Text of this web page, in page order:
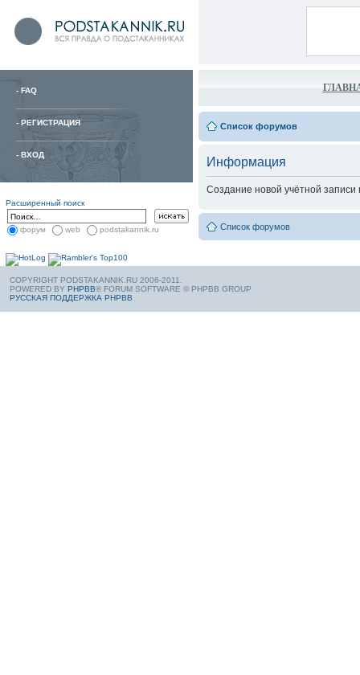
- FAQ
- РЕГИСТРАЦИЯ
- ВХОД
Расширенный поиск
форум web podstakannik.ru
Список форумов
Информация
Создание новой учётной
Список форумов
COPYRIGHT PODSTAKANNIK.RU 2006-2011.
POWERED BY PHPBB® FORUM SOFTWARE © PHPBB GROUP
РУССКАЯ ПОДДЕРЖКА PHPBB